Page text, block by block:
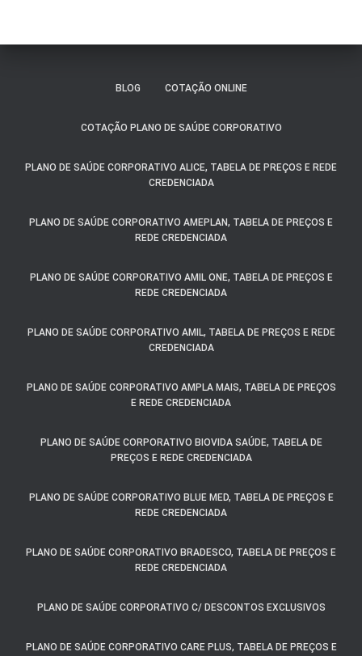
BLOG COTAÇÃO ONLINE
COTAÇÃO PLANO DE SAÚDE CORPORATIVO
PLANO DE SAÚDE CORPORATIVO ALICE, TABELA DE PREÇOS E REDE
CREDENCIADA
PLANO DE SAÚDE CORPORATIVO AMEPLAN, TABELA DE PREÇOS E
REDE CREDENCIADA
PLANO DE SAÚDE CORPORATIVO AMIL ONE, TABELA DE PREÇOS E
REDE CREDENCIADA
PLANO DE SAÚDE CORPORATIVO AMIL, TABELA DE PREÇOS E REDE
CREDENCIADA
PLANO DE SAÚDE CORPORATIVO AMPLA MAIS, TABELA DE PREÇOS
E REDE CREDENCIADA
PLANO DE SAÚDE CORPORATIVO BIOVIDA SAÚDE, TABELA DE
PREÇOS E REDE CREDENCIADA
PLANO DE SAÚDE CORPORATIVO BLUE MED, TABELA DE PREÇOS E
REDE CREDENCIADA
PLANO DE SAÚDE CORPORATIVO BRADESCO, TABELA DE PREÇOS E
REDE CREDENCIADA
PLANO DE SAÚDE CORPORATIVO C/ DESCONTOS EXCLUSIVOS
PLANO DE SAÚDE CORPORATIVO CARE PLUS, TABELA DE PREÇOS E